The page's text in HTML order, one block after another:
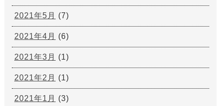
2021年5月 (7)
2021年4月 (6)
2021年3月 (1)
2021年2月 (1)
2021年1月 (3)